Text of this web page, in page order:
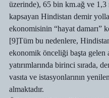
üzerinde), 65 bin km.ağ ve 1,3
kapsayan Hindistan demir
ekonomisinin “hayat damarı”
[9]Tüm bu nedenlere,
ekonomik önceliği başta gelen
yatırımlarında birinci sırada,
vasıta ve istasyonlarının
almaktadır.